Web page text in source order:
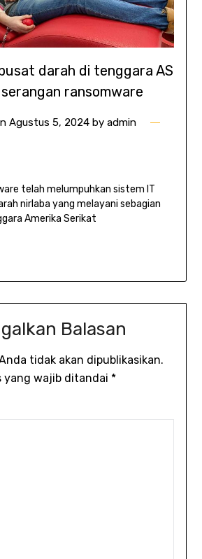
darah di tenggara AS
ransomware
Agustus 5, 2024by admin
telah melumpuhkan sistem IT
nirlaba yang melayani sebagian
Amerika Serikat
Balasan
tidak akan dipublikasikan.
yang wajib ditandai *